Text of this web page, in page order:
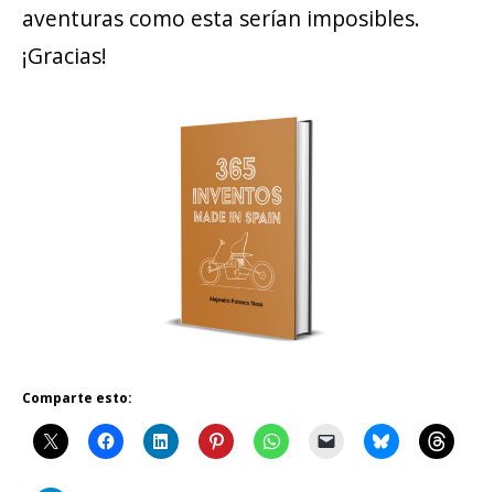
aventuras como esta serían imposibles.
¡Gracias!
Comparte esto: